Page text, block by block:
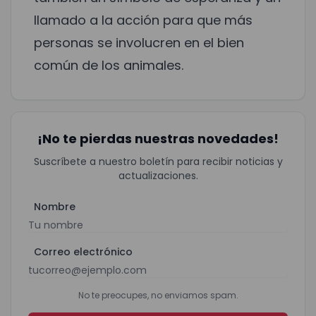
llamado a la acción para que más
personas se involucren en el bien
común de los animales.
¡No te pierdas nuestras novedades!
Suscríbete a nuestro boletín para recibir noticias y
actualizaciones.
Nombre
Correo electrónico
No te preocupes, no enviamos spam.